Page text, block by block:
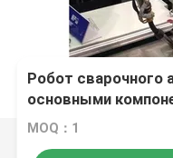
Робот сварочного
основными
температура от -
MOQ：1